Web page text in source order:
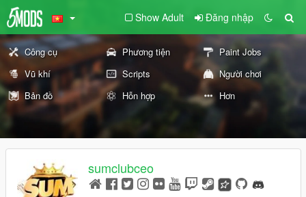
Show Adult Đăng nhập
Công cụ Phương tiện
Paint Jobs
Vũ khí
Scripts
Người chơi
Bản đồ
Hỗn hợp Hơn
sumclubceo